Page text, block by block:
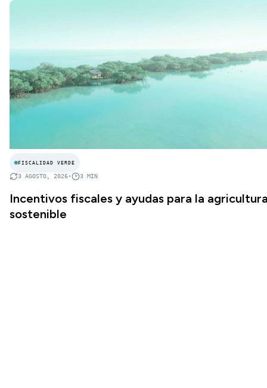
FISCALIDAD VERDE
3 AGOSTO, 2026• 3 MIN
Incentivos fiscales y ayudas para la
sostenible